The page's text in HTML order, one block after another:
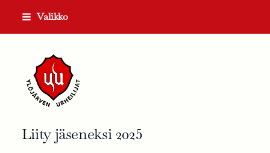
Siirry Valikko
Ylöjärven Urheilijat ry
Liity jäseneksi 2025